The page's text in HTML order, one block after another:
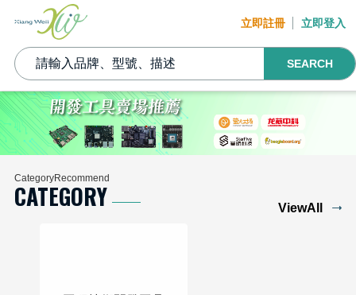
立即註冊 立即登入
SEARCH
CategoryRecommend
CATEGORY ViewAll